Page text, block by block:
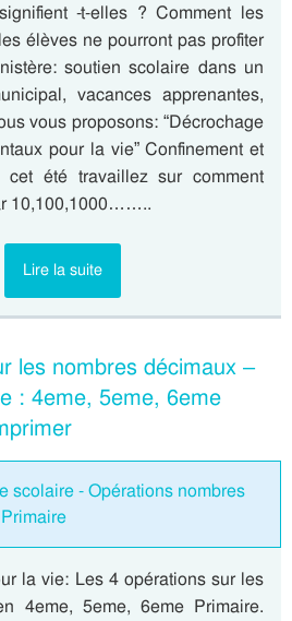
-t-elles ? Comment les
élèves ne pourront pas profiter
soutien scolaire dans un
vacances apprenantes,
vous proposons: “Décrochage
pour la vie” Confinement et
cet été travaillez sur comment
10,100,1000……..
Lire la suite
les nombres décimaux –
: 4eme, 5eme, 6eme
scolaire - Opérations nombres
la vie: Les 4 opérations sur les
4eme, 5eme, 6eme Primaire.